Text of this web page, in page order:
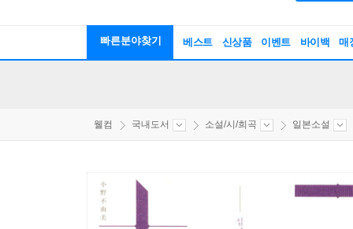
빠른분야찾기 베스트 신상품 이벤트 바이백 매
웰컴 국내도서 소설/시/희곡 일본소설